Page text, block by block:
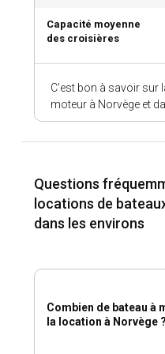
Comment explorer
accostant dans les
Découvrez le riche
le Lefse pour une
Quelles sont les
de plein air en
Combiné avec votre
sublime beauté scénique.
C'est bon à savoir sur
moteur à Norvège et
Capacité moyenne
des croisières
Questions
locations de
dans les environs
Combien de bateau à
la location à Norvège ?